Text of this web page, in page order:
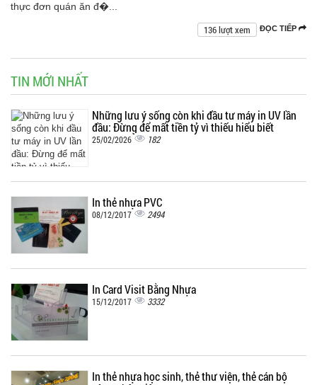
thực đơn quán ăn đ�...
ĐỌC TIẾP
136 lượt xem
TIN MỚI NHẤT
Những lưu ý sống còn khi đầu tư máy in UV lần
đầu: Đừng để mất tiền tỷ vì thiếu hiểu biết
25/02/2026 182
In thẻ nhựa PVC
08/12/2017 2494
In Card Visit Bằng Nhựa
15/12/2017 3332
In thẻ nhựa học sinh, thẻ thư viện, thẻ cán bộ